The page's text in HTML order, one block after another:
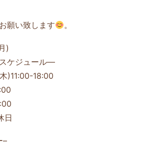
願い致します 。
)
ール—
)11:00-18:00
日
–